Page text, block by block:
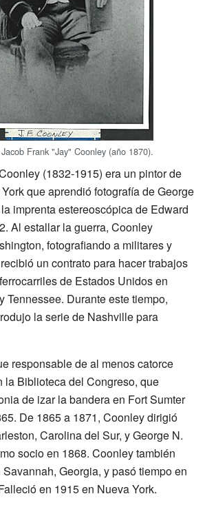
Frank "Jay" Coonley (año 1870).
(1832-1915) era un pintor de
que aprendió fotografía de George
imprenta estereoscópica de Edward
Al estallar la guerra, Coonley
fotografiando a militares y
un contrato para hacer trabajos
de Estados Unidos en
Tennessee. Durante este tiempo,
la serie de Nashville para
responsable de al menos catorce
la Biblioteca del Congreso, que
de izar la bandera en Fort Sumter
De 1865 a 1871, Coonley dirigió
Carolina del Sur, y George N.
socio en 1868. Coonley también
Georgia, y pasó tiempo en
en 1915 en Nueva York.